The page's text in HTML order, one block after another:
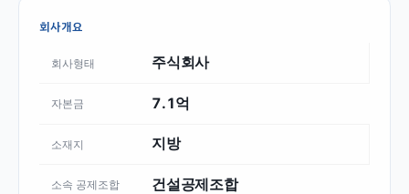
회사개요
회사형태 주식회사
자본금 7.1억
소재지 지방
소속 공제조합 건설공제조합